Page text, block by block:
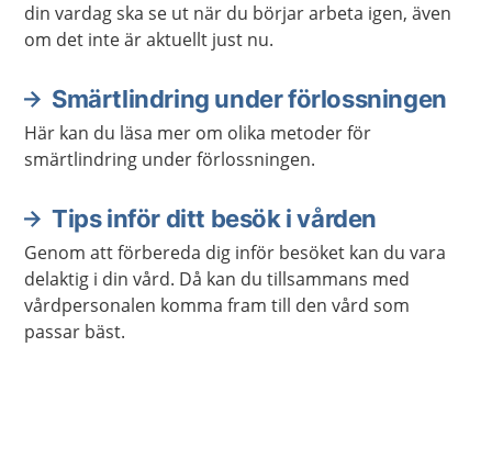
din vardag ska se ut när du börjar arbeta igen, även
om det inte är aktuellt just nu.
Smärtlindring under förlossningen
Här kan du läsa mer om olika metoder för
smärtlindring under förlossningen.
Tips inför ditt besök i vården
Genom att förbereda dig inför besöket kan du vara
delaktig i din vård. Då kan du tillsammans med
vårdpersonalen komma fram till den vård som
passar bäst.